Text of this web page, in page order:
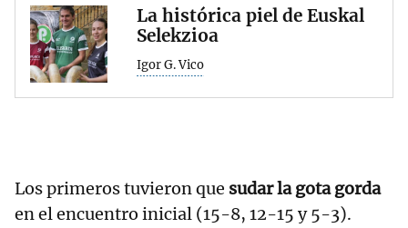
La histórica piel de Euskal
Selekzioa
Igor G. Vico
Los primeros tuvieron que sudar la gota gorda
en el encuentro inicial (15-8, 12-15 y 5-3).